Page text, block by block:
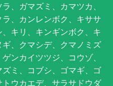
、ガマズミ、カマツカ、
、カンレンボク、キササ
キリ、キンギンボク、キ
、クマシデ、クマノミズ
ンカイツツジ、コウゾ、
ミ、コブシ、ゴマギ、ゴ
ウカエデ、サラサドウダ